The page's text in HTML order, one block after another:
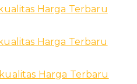
Harga Terbaru
Harga Terbaru
Harga Terbaru